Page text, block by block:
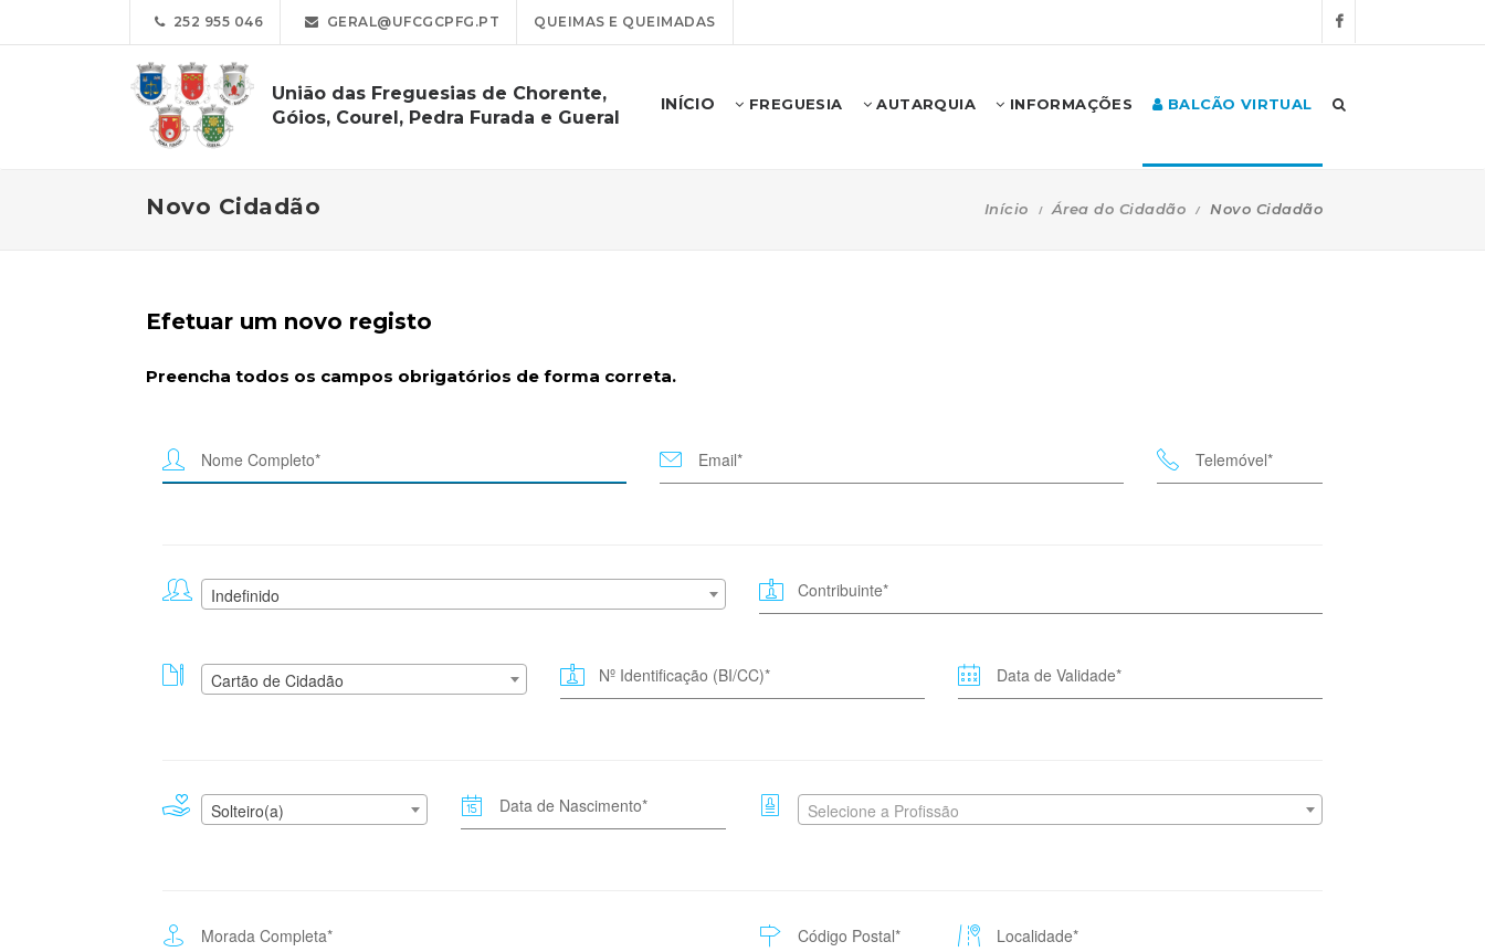
252 955 046 GERAL@UFCGCPFG.PT QUEIMAS E QUEIMADAS
União das Freguesias de Chorente,
Góios, Courel, Pedra Furada e Gueral
INÍCIO FREGUESIA AUTARQUIA INFORMAÇÕES BALCÃO VIRTUAL
Novo Cidadão Início Área do Cidadão Novo Cidadão
Efetuar um novo registo
Preencha todos os campos obrigatórios de forma correta.
Indefinido
Cartão de Cidadão
Solteiro(a) Selecione a Profissão